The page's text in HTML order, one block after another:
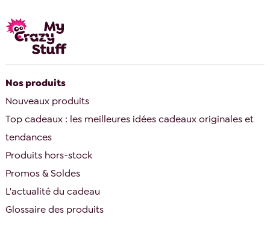
Nos produits
Nouveaux produits
Top cadeaux : les meilleures idées cadeaux originales et
tendances
Produits hors-stock
Promos & Soldes
L'actualité du cadeau
Glossaire des produits